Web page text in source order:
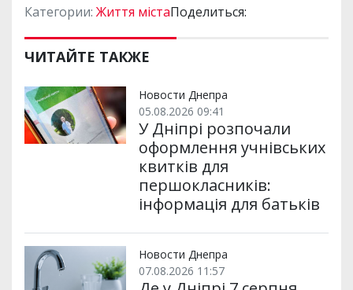
Категории: Життя містаПоделиться:
ЧИТАЙТЕ ТАКЖЕ
Новости Днепра
05.08.2026 09:41
У Дніпрі розпочали
оформлення учнівських
квитків для
першокласників:
інформація для батьків
Новости Днепра
07.08.2026 11:57